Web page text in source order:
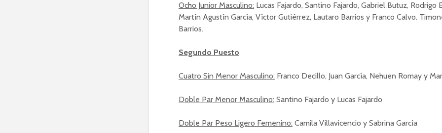
Ocho Junior Masculino: Lucas Fajardo, Santino Fajardo, Gabriel Butuz, Rodrigo
Martín Agustín García, Víctor Gutiérrez, Lautaro Barrios y Franco Calvo.
Barrios.
Segundo Puesto
Cuatro Sin Menor Masculino: Franco Decillo, Juan García, Nehuen Romay y
Doble Par Menor Masculino: Santino Fajardo y Lucas Fajardo
Doble Par Peso Ligero Femenino: Camila Villavicencio y Sabrina García